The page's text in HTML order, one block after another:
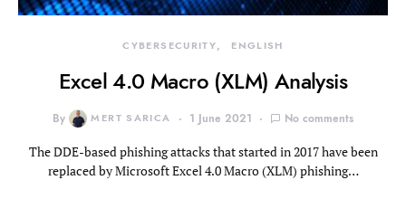
CYBERSECURITY ENGLISH
Excel 4.0 Macro (XLM) Analysis
By MERT SARICA 1 June 2021 No comments
The DDE-based phishing attacks that started in 2017 have been
replaced by Microsoft Excel 4.0 Macro (XLM) phishing…